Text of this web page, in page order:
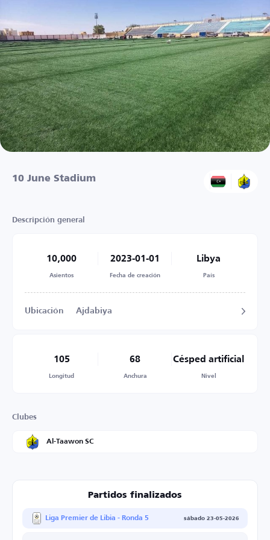
10 June Stadium
Descripción general
10,000
Asientos
2023-01-01
Fecha de creación
Libya
País
Ubicación Ajdabiya
105
Longitud
68
Anchura
Césped artificial
Nivel
Clubes
Al-Taawon SC
Partidos finalizados
Liga Premier de Libia - Ronda 5 sábado 23-05-2026